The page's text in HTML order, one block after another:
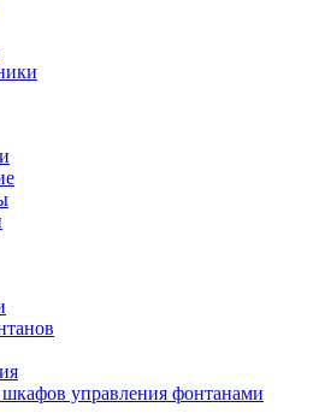
шкафов управления фонтанами